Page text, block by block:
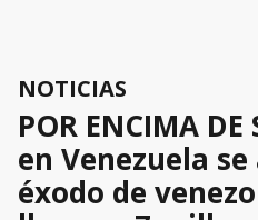
NOTICIAS
POR ENCIMA
en Venezuela
éxodo de